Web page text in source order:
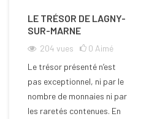
LE TRÉSOR DE LAGNY-
SUR-MARNE
204 vues 0 Aimé
Le trésor présenté n’est
pas exceptionnel, ni par le
nombre de monnaies ni par
les raretés contenues. En